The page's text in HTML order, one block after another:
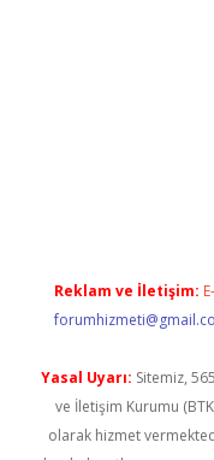
Reklam ve İletişim:
Yasal Uyarı: Sitemiz,
ve İletişim Kurumu
olarak hizmet